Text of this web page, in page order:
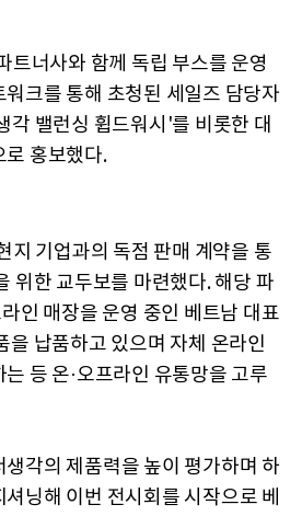
트너사와 함께 독립 부스를 운영
크를 통해 초청된 세일즈 담당자
각 밸런싱 휩드워시'를 비롯한 대
로 홍보했다.
지 기업과의 독점 판매 계약을 통
위한 교두보를 마련했다. 해당 파
인 매장을 운영 중인 베트남 대표
을 납품하고 있으며 자체 온라인
등 온·오프라인 유통망을 고루
각의 제품력을 높이 평가하며 하
닝해 이번 전시회를 시작으로 베